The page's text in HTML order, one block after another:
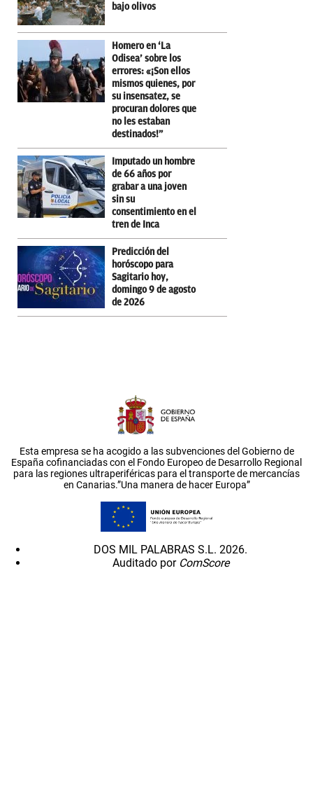
bajo olivos
Homero en ‘La
Odisea’ sobre los
errores: «¡Son ellos
mismos quienes, por
su insensatez, se
procuran dolores que
no les estaban
destinados!”
Imputado un hombre
de 66 años por
grabar a una joven
sin su
consentimiento en el
tren de Inca
Predicción del
horóscopo para
Sagitario hoy,
domingo 9 de agosto
de 2026
Esta empresa se ha acogido a las subvenciones del Gobierno de
España cofinanciadas con el Fondo Europeo de Desarrollo Regional
para las regiones ultraperiféricas para el transporte de mercancías
en Canarias.”Una manera de hacer Europa”
DOS MIL PALABRAS S.L. 2026.
Auditado por ComScore